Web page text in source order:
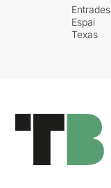
Entrades
Espai
Texas